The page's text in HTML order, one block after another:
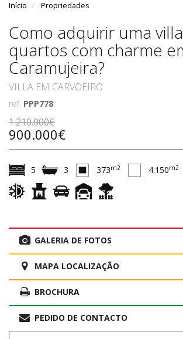
Início Propriedades
Como adquirir uma
quartos com charme
Caramujeira?
VILLA EM CARVOEIRO
ref. PPP778
1.210.000€
900.000€
5 3 373m2 4.150m2
GALERIA DE FOTOS
MAPA LOCALIZAÇÃO
BROCHURA
PEDIDO DE CONTACTO